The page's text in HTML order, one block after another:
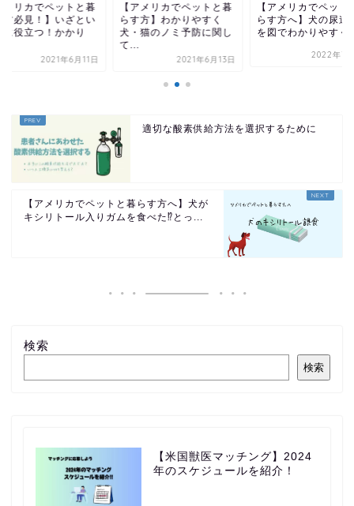
メリカでペットと暮
方】わかりやすく
猫のノミ予防に関し
2021年6月13日
【アメリカでペットと暮
らす方へ】犬の尿道閉塞
を図でわかりやすく解説
2022年7月30日
【アメリカでペット
らす方必見！】いざ
う時に役立つ！かか
2021年6
適切な酸素供給方法を選択するために
【アメリカでペットと暮らす方へ】犬が
キシリトール入りガムを食べた⁉︎とっ...
検索
検索
【米国獣医マッチング】2024
年のスケジュールを紹介！